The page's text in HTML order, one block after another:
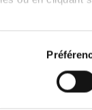
sur votre
de vos